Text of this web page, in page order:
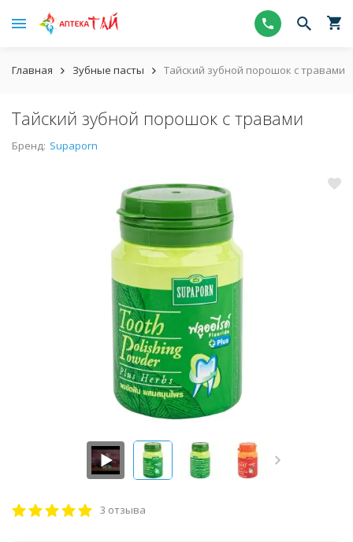
Главная Зубные пасты Тайский зубной порошок с травами
Тайский зубной порошок с травами
Бренд: Supaporn
3 отзыва